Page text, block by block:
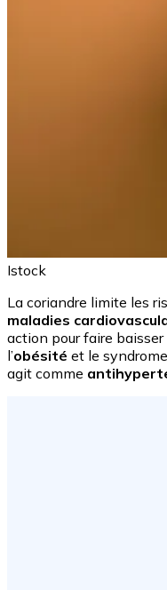
Istock
La coriandre limite les
maladies
action pour faire baisser
l’obésité et le
agit comme